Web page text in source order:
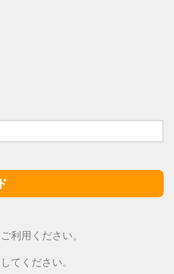
利用ください。
てください。